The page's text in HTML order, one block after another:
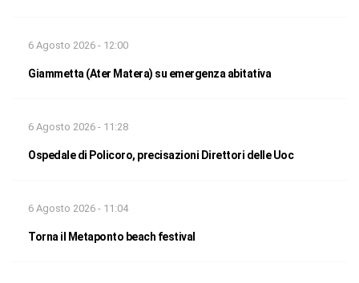
6 Agosto 2026 - 12:00
Giammetta (Ater Matera) su emergenza abitativa
6 Agosto 2026 - 11:28
Ospedale di Policoro, precisazioni Direttori delle Uoc
6 Agosto 2026 - 11:04
Torna il Metaponto beach festival